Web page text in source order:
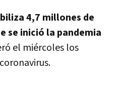
4,7 millones de
se inició la pandemia
el miércoles los